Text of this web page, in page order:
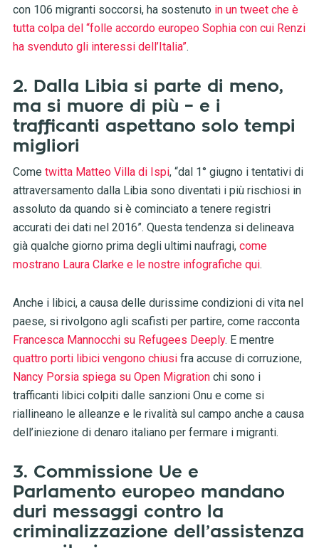
con 106 migranti soccorsi, ha sostenuto in un tweet che è
tutta colpa del “folle accordo europeo Sophia con cui Renzi
ha svenduto gli interessi dell’Italia”.
2. Dalla Libia si parte di meno,
ma si muore di più – e i
trafficanti aspettano solo tempi
migliori
Come twitta Matteo Villa di Ispi, “dal 1° giugno i tentativi di
attraversamento dalla Libia sono diventati i più rischiosi in
assoluto da quando si è cominciato a tenere registri
accurati dei dati nel 2016”. Questa tendenza si delineava
già qualche giorno prima degli ultimi naufragi, come
mostrano Laura Clarke e le nostre infografiche qui.
Anche i libici, a causa delle durissime condizioni di vita nel
paese, si rivolgono agli scafisti per partire, come racconta
Francesca Mannocchi su Refugees Deeply. E mentre
quattro porti libici vengono chiusifra accuse di corruzione,
Nancy Porsia spiega su Open Migrationchi sono i
trafficanti libici colpiti dalle sanzioni Onu e come si
riallineano le alleanze e le rivalità sul campo anche a causa
dell’iniezione di denaro italiano per fermare i migranti.
3. Commissione Ue e
Parlamento europeo mandano
duri messaggi contro la
criminalizzazione dell’assistenza